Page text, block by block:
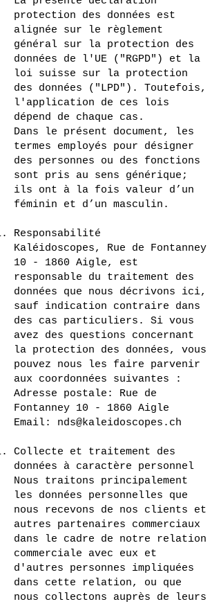
protection des données est
alignée sur le règlement
général sur la protection des
données de l'UE ("RGPD") et la
loi suisse sur la protection
des données ("LPD"). Toutefois,
l'application de ces lois
dépend de chaque cas.
Dans le présent document, les
termes employés pour désigner
des personnes ou des fonctions
sont pris au sens générique;
ils ont à la fois valeur d’un
féminin et d’un masculin.
Responsabilité
Kaléidoscopes, Rue de Fontanney
10 - 1860 Aigle, est
responsable du traitement des
données que nous décrivons ici,
sauf indication contraire dans
des cas particuliers. Si vous
avez des questions concernant
la protection des données, vous
pouvez nous les faire parvenir
aux coordonnées suivantes :
Adresse postale: Rue de
Fontanney 10 - 1860 Aigle
Email: nds@kaleidoscopes.ch
Collecte et traitement des
données à caractère personnel
Nous traitons principalement
les données personnelles que
nous recevons de nos clients et
autres partenaires commerciaux
dans le cadre de notre relation
commerciale avec eux et
d'autres personnes impliquées
dans cette relation, ou que
nous collectons auprès de leurs